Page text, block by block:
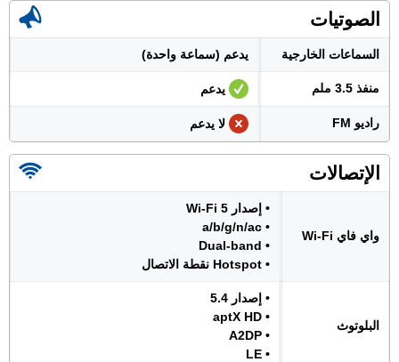
الصوتيات
السماعات الخارجية يدعم (سماعة واحدة)
منفذ 3.5 ملم يدعم
راديو FM لا يدعم
الإتصالات
واي فاي Wi-Fi
• إصدار Wi-Fi 5
• a/b/g/n/ac
• Dual-band
• Hotspot نقطة الاتصال
البلوتوث
• إصدار 5.4
• aptX HD
• A2DP
• LE